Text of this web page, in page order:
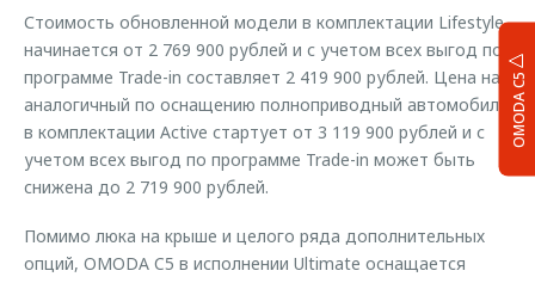
OMODA C5
Стоимость обновленной модели в комплектации Lifestyle
начинается от 2 769 900 рублей и с учетом всех выгод по
программе Trade-in составляет 2 419 900 рублей. Цена на
аналогичный по оснащению полноприводный автомобиль
в комплектации Active стартует от 3 119 900 рублей и с
учетом всех выгод по программе Trade-in может быть
снижена до 2 719 900 рублей.
Помимо люка на крыше и целого ряда дополнительных
опций, OMODA C5 в исполнении Ultimate оснащается